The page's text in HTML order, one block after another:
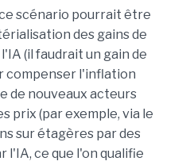
scénario pourrait être
des gains de
(il faudrait un gain de
compenser l'inflation
de nouveaux acteurs
prix (par exemple, via le
sur étagères par des
ce que l'on qualifie